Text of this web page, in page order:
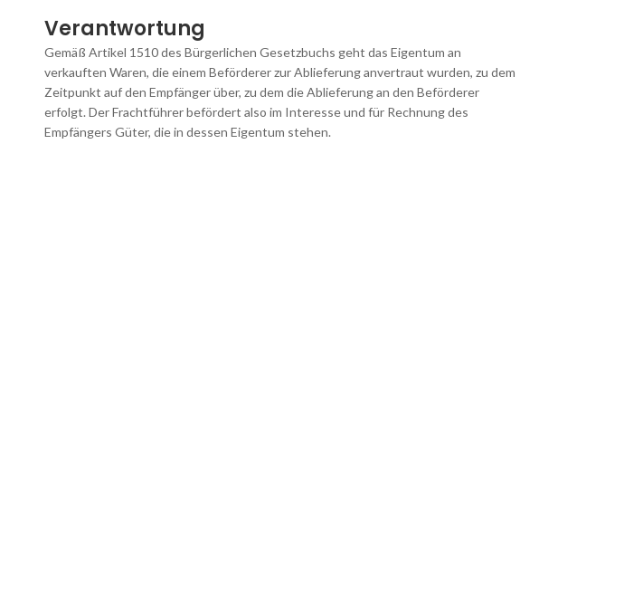
Verantwortung
Gemäß Artikel 1510 des Bürgerlichen Gesetzbuchs geht das Eigentum an
verkauften Waren, die einem Beförderer zur Ablieferung anvertraut wurden, zu dem
Zeitpunkt auf den Empfänger über, zu dem die Ablieferung an den Beförderer
erfolgt. Der Frachtführer befördert also im Interesse und für Rechnung des
Empfängers Güter, die in dessen Eigentum stehen.